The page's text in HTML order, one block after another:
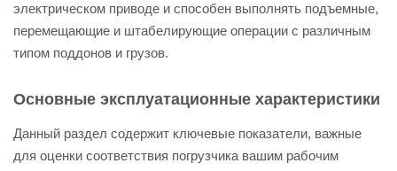
электрическом приводе и способен выполнять подъемные,
перемещающие и штабелирующие операции с различным
типом поддонов и грузов.
Основные эксплуатационные характеристики
Данный раздел содержит ключевые показатели, важные
для оценки соответствия погрузчика вашим рабочим